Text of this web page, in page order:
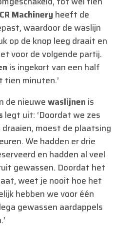
Machinery heeft de
waardoor de waslijn
op de knop leeg draait en
voor de volgende partij.
is ingekort van een half
tien minuten.’
de nieuwewaslijnen is
legt uit: ‘Doordat we zes
moest de plaatsing
We hadden er drie
en hadden al veel
gewassen. Doordat het
weet je nooit hoe het
hebben we voor één
gewassen aardappels